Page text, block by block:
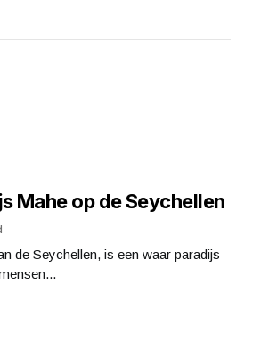
Mahe op de Seychellen
de Seychellen, is een waar paradijs